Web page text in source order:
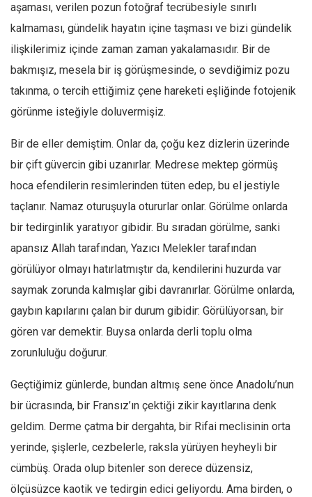
aşaması, verilen pozun fotoğraf tecrübesiyle sınırlı
kalmaması, gündelik hayatın içine taşması ve bizi gündelik
ilişkilerimiz içinde zaman zaman yakalamasıdır. Bir de
bakmışız, mesela bir iş görüşmesinde, o sevdiğimiz pozu
takınma, o tercih ettiğimiz çene hareketi eşliğinde fotojenik
görünme isteğiyle doluvermişiz.
Bir de eller demiştim. Onlar da, çoğu kez dizlerin üzerinde
bir çift güvercin gibi uzanırlar. Medrese mektep görmüş
hoca efendilerin resimlerinden tüten edep, bu el jestiyle
taçlanır. Namaz oturuşuyla otururlar onlar. Görülme onlarda
bir tedirginlik yaratıyor gibidir. Bu sıradan görülme, sanki
apansız Allah tarafından, Yazıcı Melekler tarafından
görülüyor olmayı hatırlatmıştır da, kendilerini huzurda var
saymak zorunda kalmışlar gibi davranırlar. Görülme onlarda,
gaybın kapılarını çalan bir durum gibidir: Görülüyorsan, bir
gören var demektir. Buysa onlarda derli toplu olma
zorunluluğu doğurur.
Geçtiğimiz günlerde, bundan altmış sene önce Anadolu’nun
bir ücrasında, bir Fransız’ın çektiği zikir kayıtlarına denk
geldim. Derme çatma bir dergahta, bir Rifai meclisinin orta
yerinde, şişlerle, cezbelerle, raksla yürüyen heyheyli bir
cümbüş. Orada olup bitenler son derece düzensiz,
ölçüsüzce kaotik ve tedirgin edici geliyordu. Ama birden, o